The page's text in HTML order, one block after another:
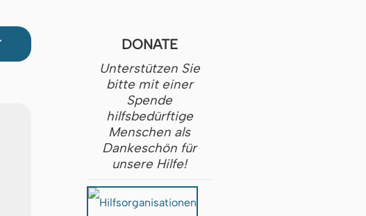
DONATE
Unterstützen Sie
bitte mit einer
Spende
hilfsbedürftige
Menschen als
Dankeschön für
unsere Hilfe!